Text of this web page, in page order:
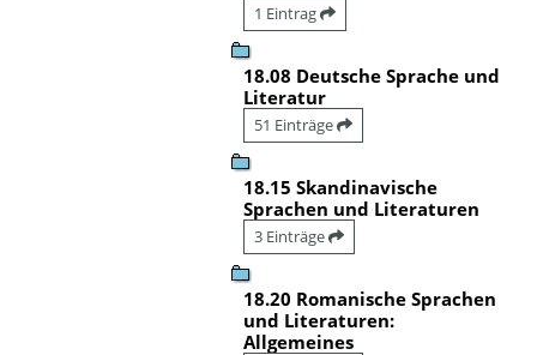
1 Eintrag
18.08 Deutsche Sprache und
Literatur
51 Einträge
18.15 Skandinavische
Sprachen und Literaturen
3 Einträge
18.20 Romanische Sprachen
und Literaturen:
Allgemeines